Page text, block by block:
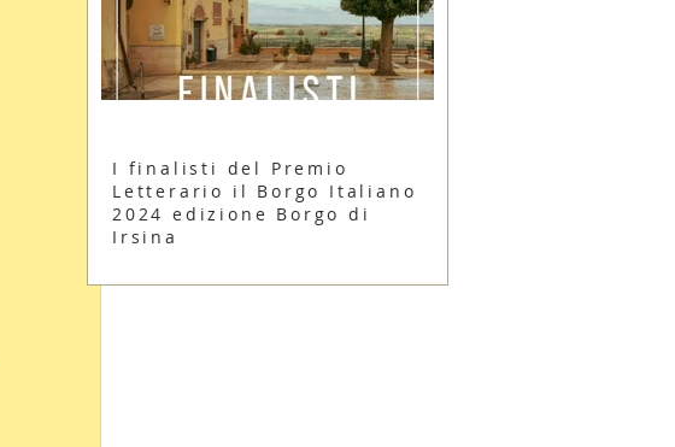
I finalisti del Premio
Letterario il Borgo Italiano
2024 edizione Borgo di
Irsina